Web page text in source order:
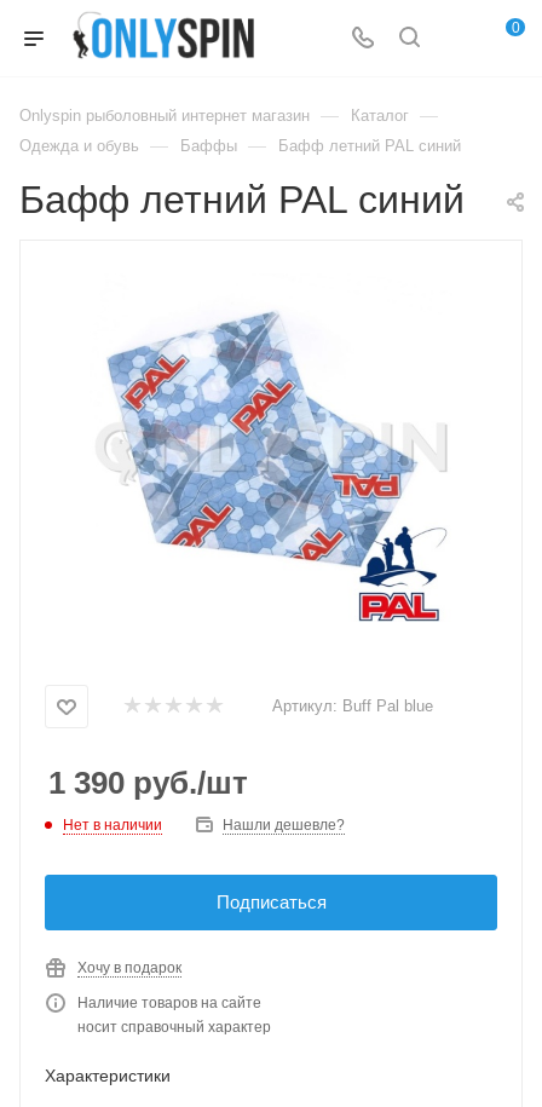
0
Onlyspin рыболовный интернет магазин — Каталог —
Одежда и обувь — Баффы — Бафф летний PAL синий
Бафф летний PAL синий
Артикул: Buff Pal blue
1 390 руб./шт
Нет в наличии Нашли дешевле?
Подписаться
Хочу в подарок
Наличие товаров на сайте
носит справочный характер
Характеристики